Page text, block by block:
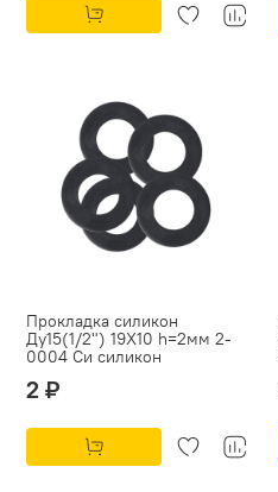
Прокладка силикон
Ду15(1/2") 19Х10 h=2мм 2-
0004 Си силикон
2 ₽